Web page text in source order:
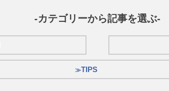
-カテゴリーから記事を選ぶ-
TIPS